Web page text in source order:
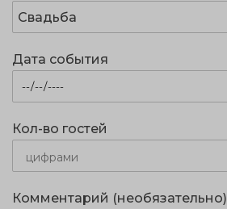
Свадьба
Дата события
Кол-во гостей
Комментарий (необязательно)